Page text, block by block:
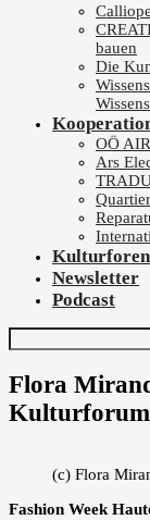
bauen
Die
OÖ
Ars
Newsletter
Podcast
Flora
(c) Flora
Fashion Week